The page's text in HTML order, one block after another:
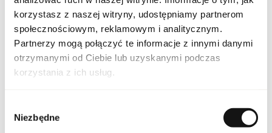
korzystasz z naszej witryny, udostępniamy partnerom
społecznościowym, reklamowym i analitycznym.
Partnerzy mogą połączyć te informacje z innymi danymi
otrzymanymi od Ciebie lub uzyskanymi podczas
korzystania z ich usług.
zgody
Niezbędne
PARAMETRY
Indeks
FLAV P PRINCE 85 ND
[1]
Kraj pochodzenia
Zjednoczone Emiraty